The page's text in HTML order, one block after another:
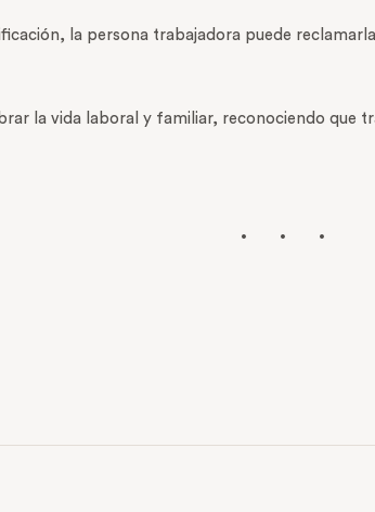
la persona trabajadora puede
la vida laboral y familiar, reconociendo que